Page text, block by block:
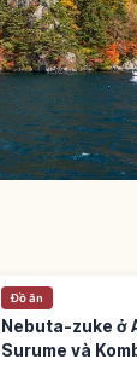
Đồ ăn
Nebuta-zuke ở
Surume và